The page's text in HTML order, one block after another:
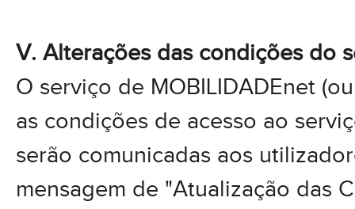
V. Alterações das condições do
O serviço de MOBILIDADEnet
as condições de acesso ao
serão comunicadas aos
mensagem de "Atualização das